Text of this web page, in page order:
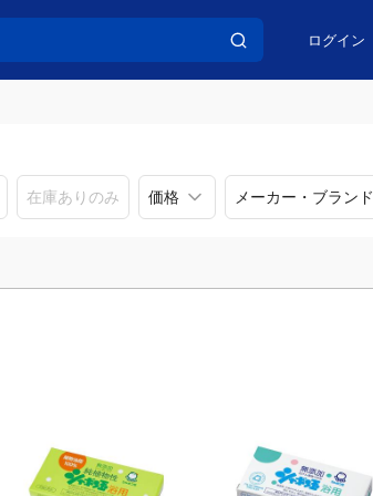
ログイン
在庫ありのみ 価格 メーカー・ブランド